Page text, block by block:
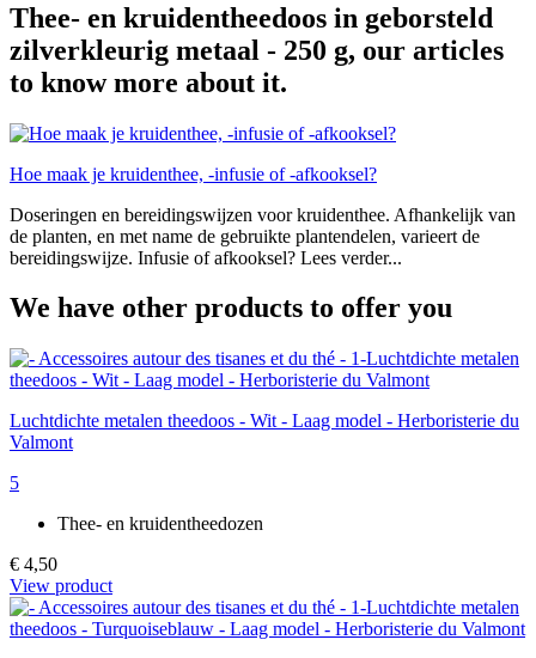
Thee- en kruidentheedoos in geborsteld
zilverkleurig metaal - 250 g, our articles
to know more about it.
Hoe maak je kruidenthee, -infusie of -afkooksel?
Doseringen en bereidingswijzen voor kruidenthee. Afhankelijk van
de planten, en met name de gebruikte plantendelen, varieert de
bereidingswijze. Infusie of afkooksel? Lees verder...
We have other products to offer you
Luchtdichte metalen theedoos - Wit - Laag model - Herboristerie du
Valmont
5
Thee- en kruidentheedozen
€ 4,50
View product